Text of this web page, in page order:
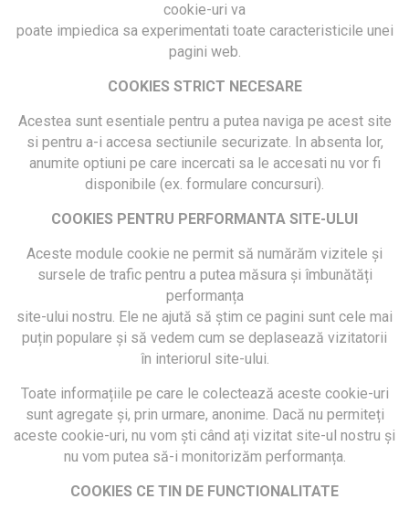
cookie-uri va
poate impiedica sa experimentati toate caracteristicile unei
pagini web.
COOKIES STRICT NECESARE
Acestea sunt esentiale pentru a putea naviga pe acest site
si pentru a-i accesa sectiunile securizate. In absenta lor,
anumite optiuni pe care incercati sa le accesati nu vor fi
disponibile (ex. formulare concursuri).
COOKIES PENTRU PERFORMANTA SITE-ULUI
Aceste module cookie ne permit să numărăm vizitele și
sursele de trafic pentru a putea măsura și îmbunătăți
performanța
site-ului nostru. Ele ne ajută să știm ce pagini sunt cele mai
puțin populare și să vedem cum se deplasează vizitatorii
în interiorul site-ului.
Toate informațiile pe care le colectează aceste cookie-uri
sunt agregate și, prin urmare, anonime. Dacă nu permiteți
aceste cookie-uri, nu vom ști când ați vizitat site-ul nostru și
nu vom putea să-i monitorizăm performanța.
COOKIES CE TIN DE FUNCTIONALITATE